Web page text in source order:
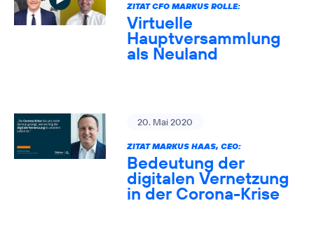
ZITAT CFO MARKUS ROLLE:
Virtuelle
Hauptversammlung
als Neuland
20. Mai 2020
ZITAT MARKUS HAAS, CEO:
Bedeutung der
digitalen Vernetzung
in der Corona-Krise